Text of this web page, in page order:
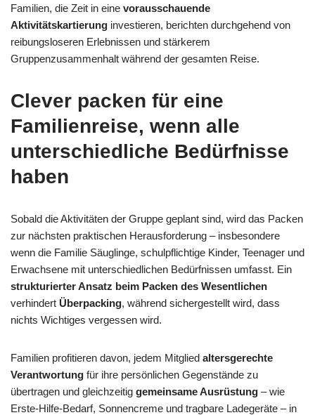
Familien, die Zeit in eine vorausschauende
Aktivitätskartierung investieren, berichten durchgehend von
reibungsloseren Erlebnissen und stärkerem
Gruppenzusammenhalt während der gesamten Reise.
Clever packen für eine
Familienreise, wenn alle
unterschiedliche Bedürfnisse
haben
Sobald die Aktivitäten der Gruppe geplant sind, wird das Packen
zur nächsten praktischen Herausforderung – insbesondere
wenn die Familie Säuglinge, schulpflichtige Kinder, Teenager und
Erwachsene mit unterschiedlichen Bedürfnissen umfasst. Ein
strukturierter Ansatz beim Packen des Wesentlichen
verhindert Überpacking, während sichergestellt wird, dass
nichts Wichtiges vergessen wird.
Familien profitieren davon, jedem Mitglied altersgerechte
Verantwortung für ihre persönlichen Gegenstände zu
übertragen und gleichzeitig gemeinsame Ausrüstung – wie
Erste-Hilfe-Bedarf, Sonnencreme und tragbare Ladegeräte – in